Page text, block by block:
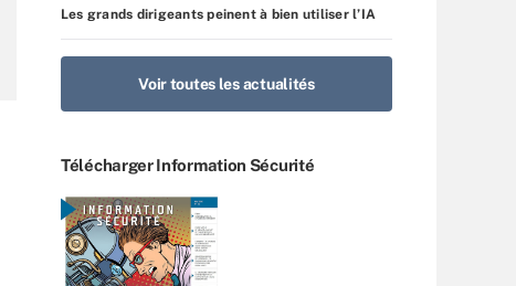
Les grands dirigeants peinent à bien utiliser l’IA
Voir toutes les actualités
Télécharger Information Sécurité